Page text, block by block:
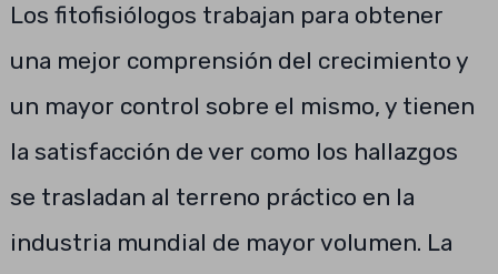
Los fitofisiólogos trabajan para obtener
una mejor comprensión del crecimiento y
un mayor control sobre el mismo, y tienen
la satisfacción de ver como los hallazgos
se trasladan al terreno práctico en la
industria mundial de mayor volumen. La